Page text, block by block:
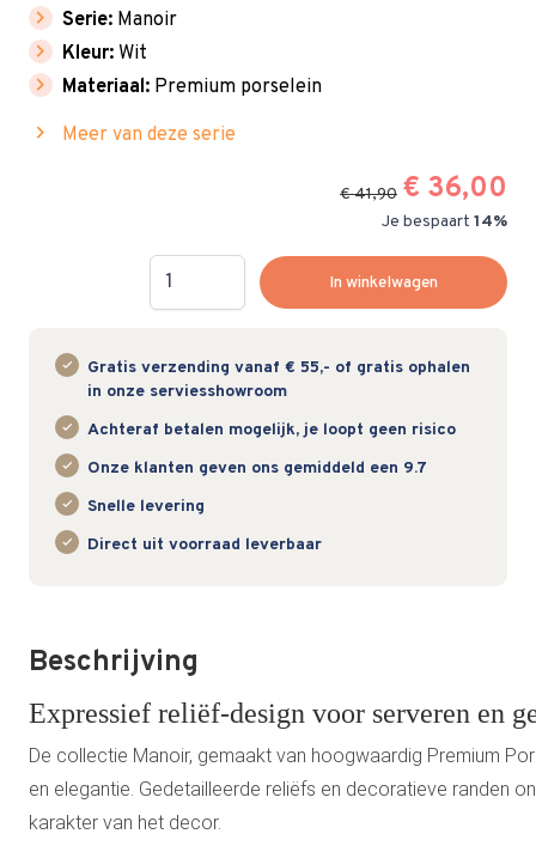
chevron_right Serie: Manoir
chevron_right Kleur: Wit
chevron_right Materiaal: Premium porselein
chevron_right Meer van deze serie
€ 41,90 € 36,00
Je bespaart 14%
Hoeveelheid
In winkelwagen
Gratis verzending vanaf € 55,- of gratis ophalen
in onze serviesshowroom
Achteraf betalen mogelijk, je loopt geen risico
Onze klanten geven ons gemiddeld een 9.7
Snelle levering
Direct uit voorraad leverbaar
Beschrijving
Expressief reliëf-design voor serveren en
De collectie Manoir, gemaakt van hoogwaardig Premium
en elegantie. Gedetailleerde reliëfs en decoratieve randen
karakter van het decor.